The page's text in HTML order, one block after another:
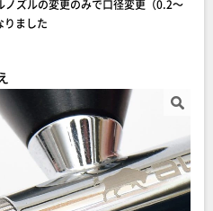
ズルの変更のみで口径変更（0.2～
ました